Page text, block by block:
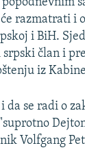
razmatrati i
i BiH.
član i
iz
da se radi o
Volfgang